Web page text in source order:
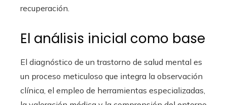
recuperación.
El análisis inicial como base
El diagnóstico de un trastorno de salud mental es
un proceso meticuloso que integra la observación
clínica, el empleo de herramientas especializadas,